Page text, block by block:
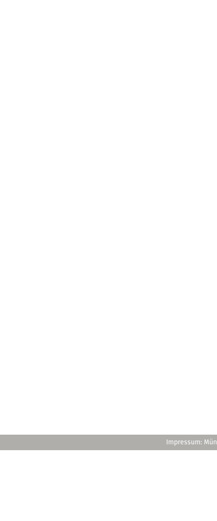
Impressum: